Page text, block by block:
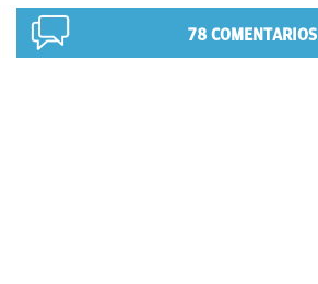
78 COMENTARIOS